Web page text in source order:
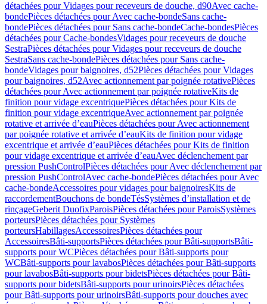
détachées pour Vidages pour receveurs de douche, d90Avec cache-
bondePièces détachées pour Avec cache-bondeSans cache-
bondePièces détachées pour Sans cache-bondeCache-bondesPièces
détachées pour Cache-bondesVidages pour receveurs de douche
SestraPièces détachées pour Vidages pour receveurs de douche
SestraSans cache-bondePièces détachées pour Sans cache-
bondeVidages pour baignoires, d52Pièces détachées pour Vidages
pour baignoires, d52Avec actionnement par poignée rotativePièces
détachées pour Avec actionnement par poignée rotativeKits de
finition pour vidage excentriquePièces détachées pour Kits de
finition pour vidage excentriqueAvec actionnement par poignée
rotative et arrivée d’eauPièces détachées pour Avec actionnement
par poignée rotative et arrivée d’eauKits de finition pour vidage
excentrique et arrivée d’eauPièces détachées pour Kits de finition
pour vidage excentrique et arrivée d’eauAvec déclenchement par
pression PushControlPièces détachées pour Avec déclenchement par
pression PushControlAvec cache-bondePièces détachées pour Avec
cache-bondeAccessoires pour vidages pour baignoiresKits de
raccordementBouchons de bondeTésSystèmes d’installation et de
rinçageGeberit DuofixParoisPièces détachées pour ParoisSystèmes
porteursPièces détachées pour Systèmes
porteursHabillagesAccessoiresPièces détachées pour
AccessoiresBâti-supportsPièces détachées pour Bâti-supportsBâti-
supports pour WCPièces détachées pour Bâti-supports pour
WCBâti-supports pour lavabosPièces détachées pour Bâti-supports
pour lavabosBâti-supports pour bidetsPièces détachées pour Bâti-
supports pour bidetsBâti-supports pour urinoirsPièces détachées
pour Bâti-supports pour urinoirsBâti-supports pour douches avec